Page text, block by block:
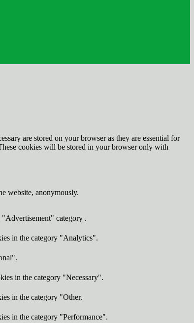
are stored on your browser as they are essential for
cookies will be stored in your browser only with
website, anonymously.
"Advertisement" category .
in the category "Analytics".
in the category "Necessary".
in the category "Other.
in the category "Performance".